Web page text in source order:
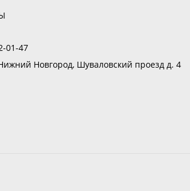
01-47
Новгород, Шуваловский проезд д. 4